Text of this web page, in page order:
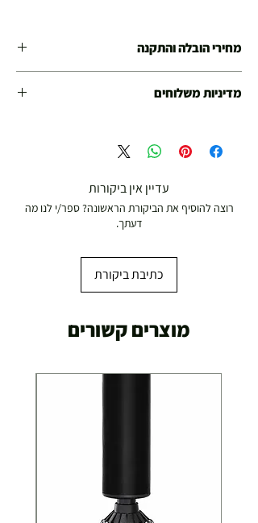
מחירי הובלה והתקנה
מחיר הובלה + התקנה מקצועית 280 ש"ח
מדיניות משלוחים
19.00 ₪
משלוח מהיר עד הבית ( עד 20 ק"ג)
תוספת התקנה למכשירי כושר / מתקני חצר ושולחנות
עדיין אין ביקורות
רוצה להוסיף את הביקורת הראשונה? ספר/י לנו מה
דעתך.
כתיבת ביקורת
מוצרים קשורים